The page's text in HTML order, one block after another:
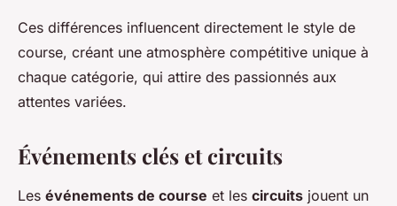
Ces différences influencent directement le style de
course, créant une atmosphère compétitive unique à
chaque catégorie, qui attire des passionnés aux
attentes variées.
Événements clés et circuits
Les événements de course et les circuits jouent un